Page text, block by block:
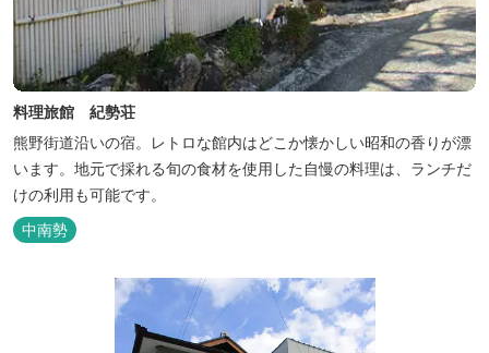
料理旅館 紀勢荘
熊野街道沿いの宿。レトロな館内はどこか懐かしい昭和の香りが漂
います。地元で採れる旬の食材を使用した自慢の料理は、ランチだ
けの利用も可能です。
中南勢